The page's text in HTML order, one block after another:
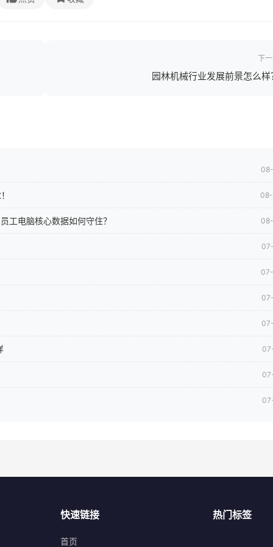
下
园林机械行业发展前景怎么样
工电脑核心数据如何守住？
快速链接
首页
热门标签